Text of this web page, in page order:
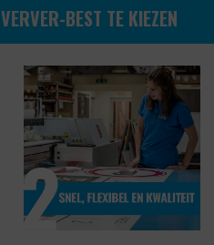
BEST TE KIEZEN